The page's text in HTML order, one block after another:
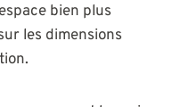
bien plus
les dimensions